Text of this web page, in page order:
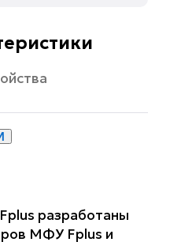
разработаны
МФУ Fplus и